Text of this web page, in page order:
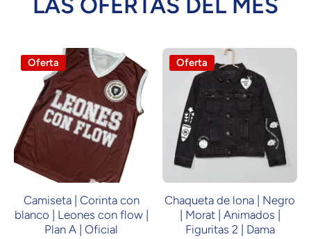
Oferta
Camiseta | Corinta con
blanco | Leones con flow |
Plan A | Oficial
Oferta
Chaqueta de lona | Negro
| Morat | Animados |
Figuritas 2 | Dama